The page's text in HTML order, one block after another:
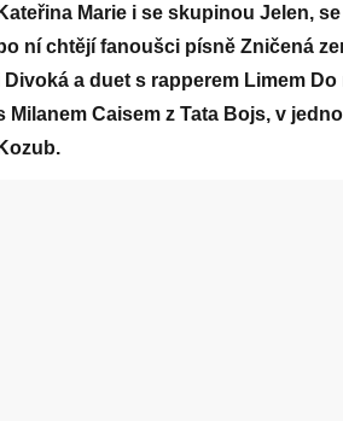
Kateřina Marie i se skupinou Jelen,
ní chtějí fanoušci písně Zničená
Divoká a duet s rapperem Limem
Milanem Caisem z Tata Bojs, v
Kozub.